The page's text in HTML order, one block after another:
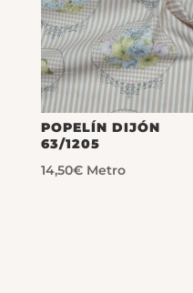
POPELÍN DIJÓN
63/1205
14,50€ Metro